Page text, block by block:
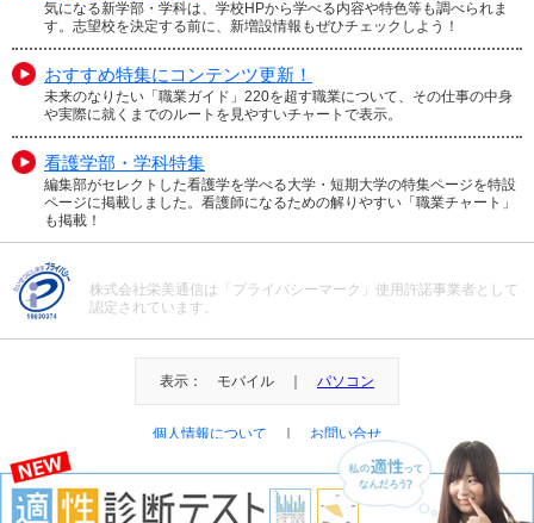
気になる新学部・学科は、学校HPから学べる内容や特色等も調べられま
す。志望校を決定する前に、新増設情報もぜひチェックしよう！
おすすめ特集にコンテンツ更新！
未来のなりたい「職業ガイド」220を超す職業について、その仕事の中身
や実際に就くまでのルートを見やすいチャートで表示。
看護学部・学科特集
編集部がセレクトした看護学を学べる大学・短期大学の特集ページを特設
ページに掲載しました。看護師になるための解りやすい「職業チャート」
も掲載！
株式会社栄美通信は「プライバシーマーク」使用許諾事業者として
認定されています。
表示： モバイル ｜ パソコン
個人情報について お問い合せ
＠Eibi Tsushin All Right Reserved.